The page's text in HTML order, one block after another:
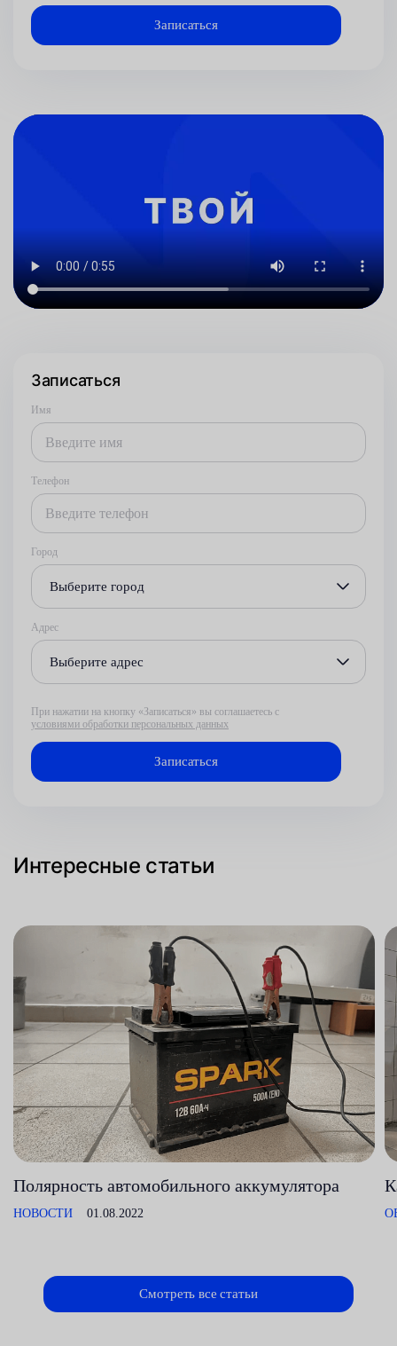
Записаться
Имя
Телефон
Город
Выберите город
Адрес
Выберите адрес
При нажатии на кнопку «Записаться» вы соглашаетесь с
условиями обработки персональных данных
Интересные статьи
Полярность автомобильного аккумулятора
НОВОСТИ 01.08.2022
Смотреть все статьи